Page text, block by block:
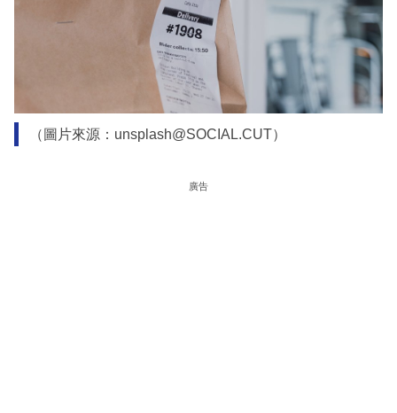
（圖片來源：unsplash@SOCIAL.CUT）
廣告